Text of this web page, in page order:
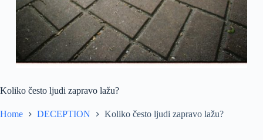
Koliko često ljudi zapravo lažu?
Home DECEPTION Koliko često ljudi zapravo lažu?